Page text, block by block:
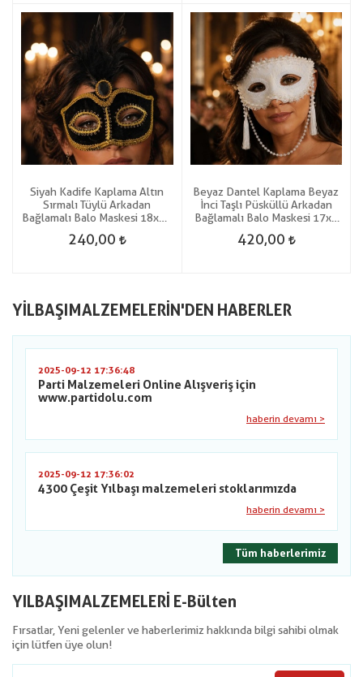
Siyah Kadife Kaplama Altın
Sırmalı Tüylü Arkadan
Bağlamalı Balo Maskesi 18x23
240,00
Beyaz Dantel Kaplama Beyaz
İnci Taşlı Püsküllü Arkadan
Bağlamalı Balo Maskesi 17x8
420,00
YILBAŞIMALZEMELERIN'DEN HABERLER
2025-09-12 17:36:48
Parti Malzemeleri Online Alışveriş için
www.partidolu.com
haberin devamı >
2025-09-12 17:36:02
4300 Çeşit Yılbaşı malzemeleri stoklarımızda
haberin devamı >
Tüm haberlerimiz
YILBAŞIMALZEMELERİ E-Bülten
Fırsatlar, Yeni gelenler ve haberlerimiz hakkında bilgi sahibi olmak
için lütfen üye olun!